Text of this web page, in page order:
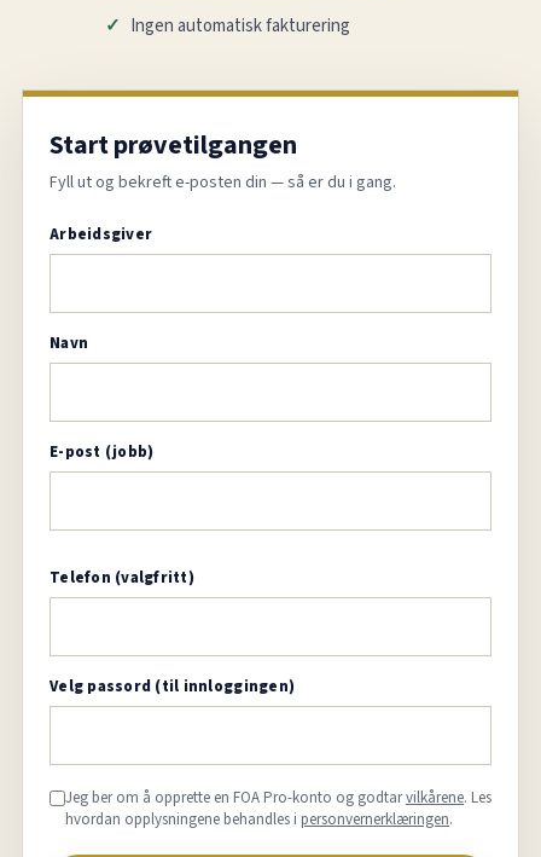
Ingen automatisk fakturering
Start prøvetilgangen
Fyll ut og bekreft e-posten din — så er du i gang.
Arbeidsgiver
Navn
E-post (jobb)
Telefon (valgfritt)
Velg passord (til innloggingen)
Jeg ber om å opprette en FOA Pro-konto og godtarvilkårene. Les
hvordan opplysningene behandles i personvernerklæringen.